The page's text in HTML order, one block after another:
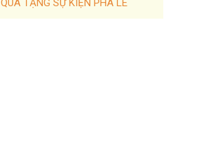
QUÀ TẶNG SỰ KIỆN PHA LÊ